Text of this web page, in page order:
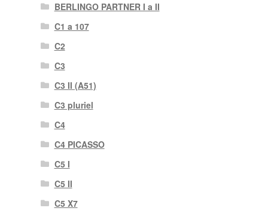
BERLINGO PARTNER I a II
C1 a 107
C2
C3
C3 II (A51)
C3 pluriel
C4
C4 PICASSO
C5 I
C5 II
C5 X7